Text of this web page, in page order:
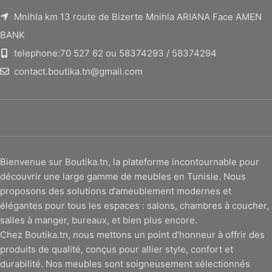
Mnihla km 13 route de Bizerte Mnihla ARIANA Face AMEN
BANK
telephone:70 527 62 ou 58374293 / 58374294
contact.boutika.tn@gmail.com
Bienvenue sur Boutika.tn, la plateforme incontournable pour
découvrir une large gamme de meubles en Tunisie. Nous
proposons des solutions d’ameublement modernes et
élégantes pour tous les espaces : salons, chambres à coucher,
salles à manger, bureaux, et bien plus encore.
Chez Boutika.tn, nous mettons un point d’honneur à offrir des
produits de qualité, conçus pour allier style, confort et
durabilité. Nos meubles sont soigneusement sélectionnés